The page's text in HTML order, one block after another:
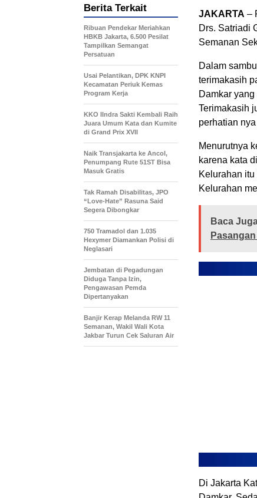
JAKARTA –
Drs. Satriadi
Semanan
Dalam
terimakasih
Damkar
Terimakasih
perhatian
Menurutnya
karena kata
Kelurahan
Kelurahan
Baca
Di Jakarta
Berita Terkait
Ribuan Pendekar Meriahkan
HBKB Jakarta, 6.500 Pesilat
Tampilkan Semangat
Persatuan
Usai Pelantikan, DPK KNPI
Kecamatan Periuk Kemas
Program Kerja
KKO IIndra Sakti Kembali Raih
Juara Umum Kata dan Kumite
di Grand Prix XVII
Naik Transjakarta ke Ancol,
Penumpang Rute 51ST Bisa
Masuk Gratis
Tak Ramah Disabilitas, JPO
“Love-Hate” Rasuna Said
Segera Dibongkar
750 Tramadol dan 1.035
Hexymer Diamankan Polisi di
Neglasari
Jembatan di Pegadungan
Diduga Tanpa Izin,
Pengawasan Pemda
Dipertanyakan
Banjir Kerap Melanda RW 11
Semanan, Wakil Wali Kota
Jakbar Turun Cek Saluran Air